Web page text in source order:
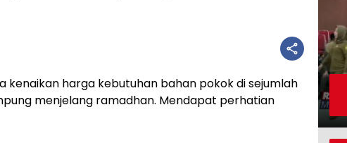
kenaikan harga kebutuhan bahan pokok di sejumlah
menjelang ramadhan. Mendapat perhatian